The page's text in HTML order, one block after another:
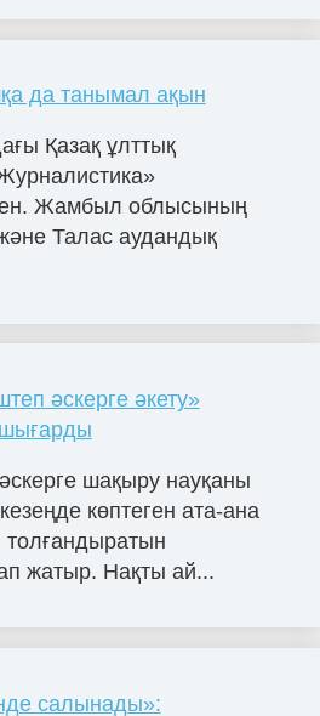
да танымал ақын
Қазақ ұлттық
Жамбыл облысының
Талас аудандық
әскерге әкету»
шығарды
әскерге шақыру науқаны
көптеген ата-ана
толғандыратын
жатыр. Нақты ай...
салынады»: